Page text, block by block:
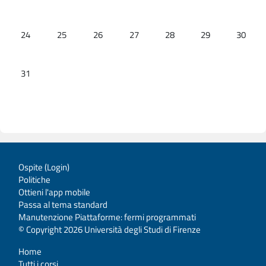
Nessun evento, lunedì 24 agosto
24 Nessun evento, martedì 25 agosto
25 Nessun evento, mercoledì 26 agosto
26 Nessun evento, giovedì 27 agosto
27 Nessun evento, venerdì 28
28 Nessun evento,
29 30
Nessun evento, lunedì 31 agosto
31
Ospite (Login)
Politiche
Ottieni l'app mobile
Passa al tema standard
Manutenzione Piattaforme: fermi programmati
© Copyright 2026 Università degli Studi di Firenze
Home